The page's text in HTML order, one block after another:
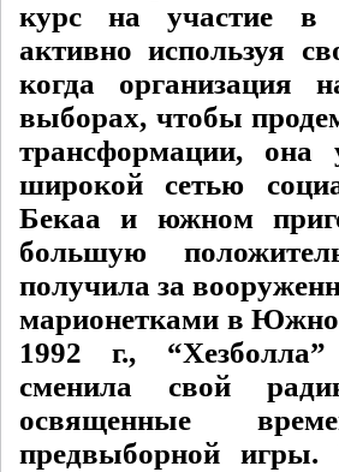
курс на участие в
активно используя
когда организация
выборах, чтобы
трансформации, она
широкой сетью
Бекаа и южном
большую
получила за
марионетками в
1992 г.,
сменила свой
освященные
предвыборной